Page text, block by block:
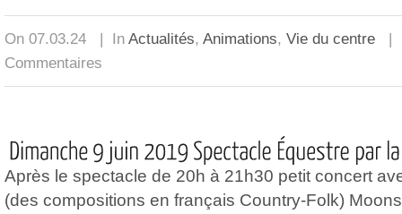
On 07.03.24 | In Actualités, Animations, Vie du centre |
Commentaires
Après le spectacle de 20h à 21h30 petit concert
(des compositions en français Country-Folk)